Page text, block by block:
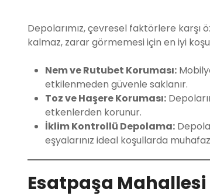
Depolarımız, çevresel faktörlere karşı
kalmaz, zarar görmemesi için en iyi
Nem ve Rutubet Koruması:
etkilenmeden güvenle saklanır.
Toz ve Haşere Koruması:
etkenlerden korunur.
İklim Kontrollü Depolama:
eşyalarınız ideal koşullarda
Esatpaşa